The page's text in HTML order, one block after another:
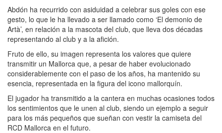
Abdón ha recurrido con asiduidad a celebrar sus goles con ese
gesto, lo que le ha llevado a ser llamado como ‘El demonio de
Artà’, en relación a la mascota del club, que lleva dos décadas
representando al club y a la afición.
Fruto de ello, su imagen representa los valores que quiere
transmitir un Mallorca que, a pesar de haber evolucionado
considerablemente con el paso de los años, ha mantenido su
esencia, representada en la figura del icono mallorquín.
El jugador ha transmitido a la cantera en muchas ocasiones todos
los sentimientos que le unen al club, siendo un ejemplo a seguir
para los más pequeños que sueñan con vestir la camiseta del
RCD Mallorca en el futuro.